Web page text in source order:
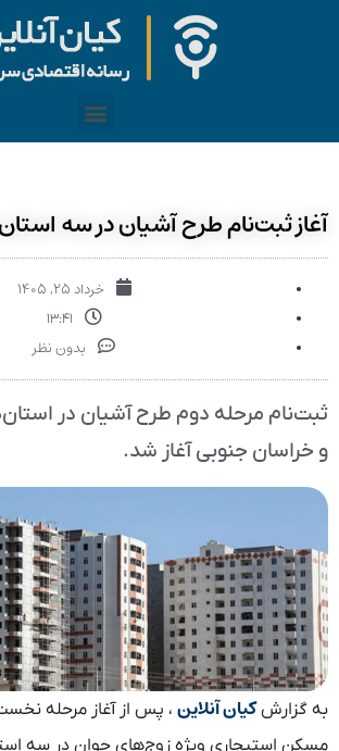
آغاز ثبت‌نام طرح آشیان در سه
خرداد ۲۵, ۱۴۰۵
۱۳:۴۱
بدون نظر
ثبت‌نام مرحله دوم طرح آشیان در
و خراسان جنوبی آغاز شد.
به گزارشکیان آنلاین ، پس از آغاز مرحله
مسکن استیجاری ویژه زوج‌های جوان در سه